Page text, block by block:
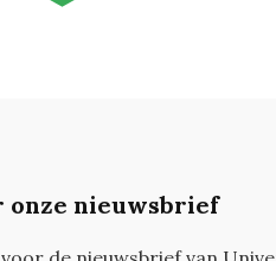
onze nieuwsbrief